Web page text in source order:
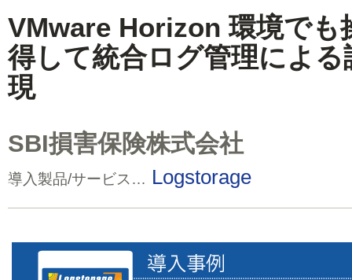
VMware Horizon 環境でも
得して統合ログ管理によ
現
SBI損害保険株式会社
導入製品/サービス… Logstorage